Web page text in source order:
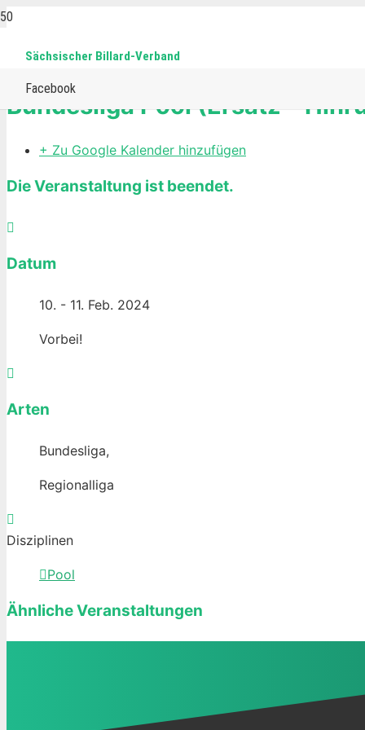
Sächsischer Billard-Verband
Facebook
Home Events Pool Bundesliga Pool (Ersatz –
Bundesliga Pool (Ersatz –
+ Zu Google Kalender hinzufügen
Die Veranstaltung ist beendet.
Datum
10. - 11. Feb. 2024
Vorbei!
Arten
Bundesliga,
Regionalliga
Disziplinen
Pool
Ähnliche Veranstaltungen